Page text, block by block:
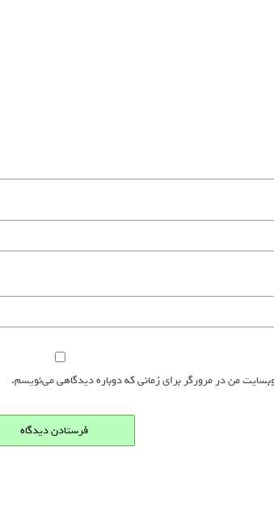
من در مرورگر برای زمانی که دوباره دیدگاهی می‌نویسم.